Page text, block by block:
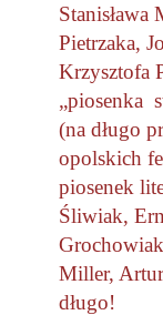
Stanisława
Pietrzaka,
Krzysztofa
„piosenka
(na długo
opolskich
piosenek
Śliwiak,
Miller,
długo!